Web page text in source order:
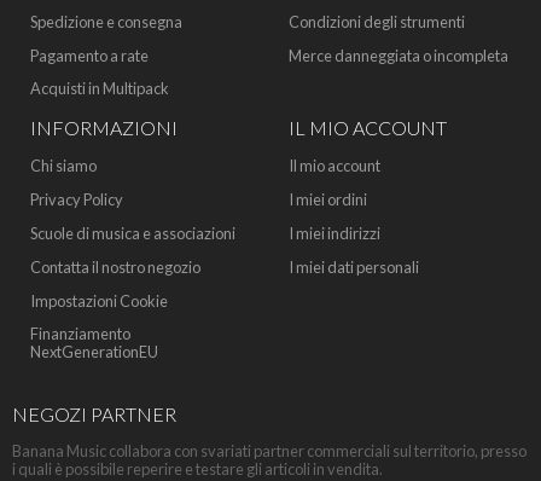
Spedizione e consegna
Pagamento a rate
Acquisti in Multipack
Condizioni degli strumenti
Merce danneggiata o incompleta
INFORMAZIONI
Chi siamo
Privacy Policy
Scuole di musica e associazioni
Contatta il nostro negozio
Impostazioni Cookie
Finanziamento
NextGenerationEU
IL MIO ACCOUNT
Il mio account
I miei ordini
I miei indirizzi
I miei dati personali
NEGOZI PARTNER
Banana Music collabora con svariati partner commerciali sul territorio, presso
i quali è possibile reperire e testare gli articoli in vendita.